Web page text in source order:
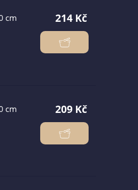
214 Kč
209 Kč